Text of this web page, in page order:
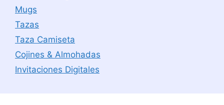
Mugs
Tazas
Taza Camiseta
Cojines & Almohadas
Invitaciones Digitales